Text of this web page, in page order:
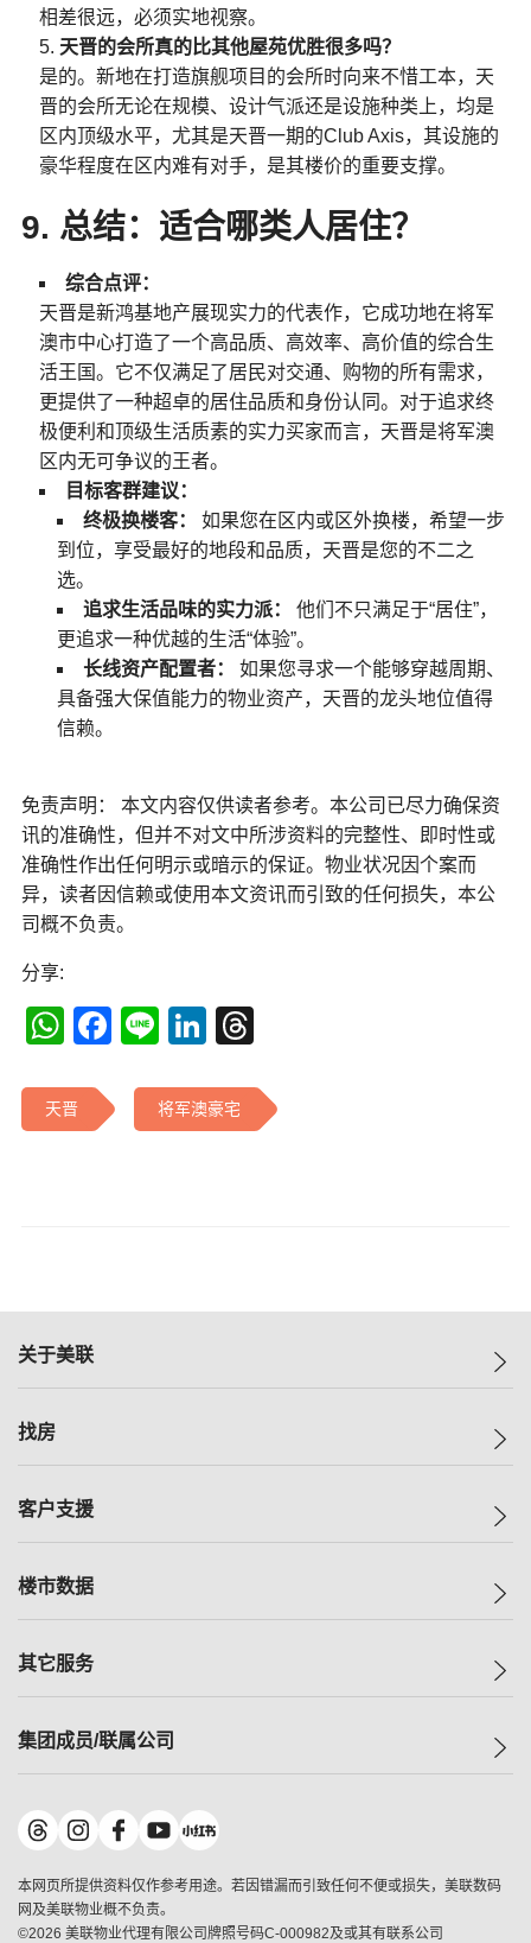
相差很远，必须实地视察。
天晋的会所真的比其他屋苑优胜很多吗？
是的。新地在打造旗舰项目的会所时向来不惜工本，天
晋的会所无论在规模、设计气派还是设施种类上，均是
区内顶级水平，尤其是天晋一期的Club Axis，其设施的
豪华程度在区内难有对手，是其楼价的重要支撑。
9. 总结：适合哪类人居住？
综合点评：
天晋是新鸿基地产展现实力的代表作，它成功地在将军
澳市中心打造了一个高品质、高效率、高价值的综合生
活王国。它不仅满足了居民对交通、购物的所有需求，
更提供了一种超卓的居住品质和身份认同。对于追求终
极便利和顶级生活质素的实力买家而言，天晋是将军澳
区内无可争议的王者。
目标客群建议：
终极换楼客：
如果您在区内或区外换楼，希望一步
到位，享受最好的地段和品质，天晋是您的不二之
选。
追求生活品味的实力派：
他们不只满足于“居住”，
更追求一种优越的生活“体验”。
长线资产配置者：
如果您寻求一个能够穿越周期、
具备强大保值能力的物业资产，天晋的龙头地位值得
信赖。
免责声明： 本文内容仅供读者参考。本公司已尽力确保资
讯的准确性，但并不对文中所涉资料的完整性、即时性或
准确性作出任何明示或暗示的保证。物业状况因个案而
异，读者因信赖或使用本文资讯而引致的任何损失，本公
司概不负责。
分享:
WhatsApp
Facebook
LineLinkedIn
天晋 将军澳豪宅
关于美联
美联集团
人才招募
找房
一手新房
减价
美联豪宅
独家楼盘
租房
客户支援
自助放盘
查询热线
按揭计算机
负担能力计算机
转按计算机
缴款方式
楼市数据
指数
历史成交
小区成交排行榜
地区百科
其它服务
小区专页
美联精英会
美善会
地产经纪人管理协会
集团成员/联属公司
美联物业
鋑联控股*
美联工商铺*
美联中国
本网页所提供资料仅作参考用途。若因错漏而引致任何不便或损失，美联数码
网及美联物业概不负责。
©2026 美联物业代理有限公司牌照号码C-000982及或其有联系公司